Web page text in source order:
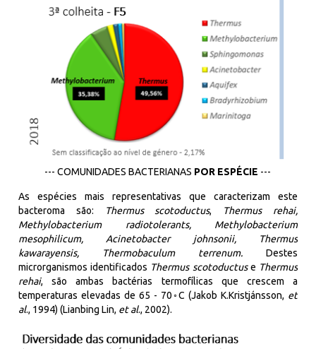
--- COMUNIDADES BACTERIANAS POR ESPÉCIE ---
As espécies mais representativas que caracterizam este
bacteroma são: Thermus scotoductus, Thermus rehai,
Methylobacterium
radiotolerants, Methylobacterium
mesophilicum, Acinetobacter johnsonii,
Thermus
kawarayensis, Thermobaculum terrenum. Destes
microrganismos identificados Thermus scotoductus e Thermus
rehai, são ambas bactérias termofílicas que crescem a
temperaturas elevadas de 65 - 70◦C (Jakob K.Kristjánsson, et
al., 1994) (Lianbing Lin, etal., 2002).